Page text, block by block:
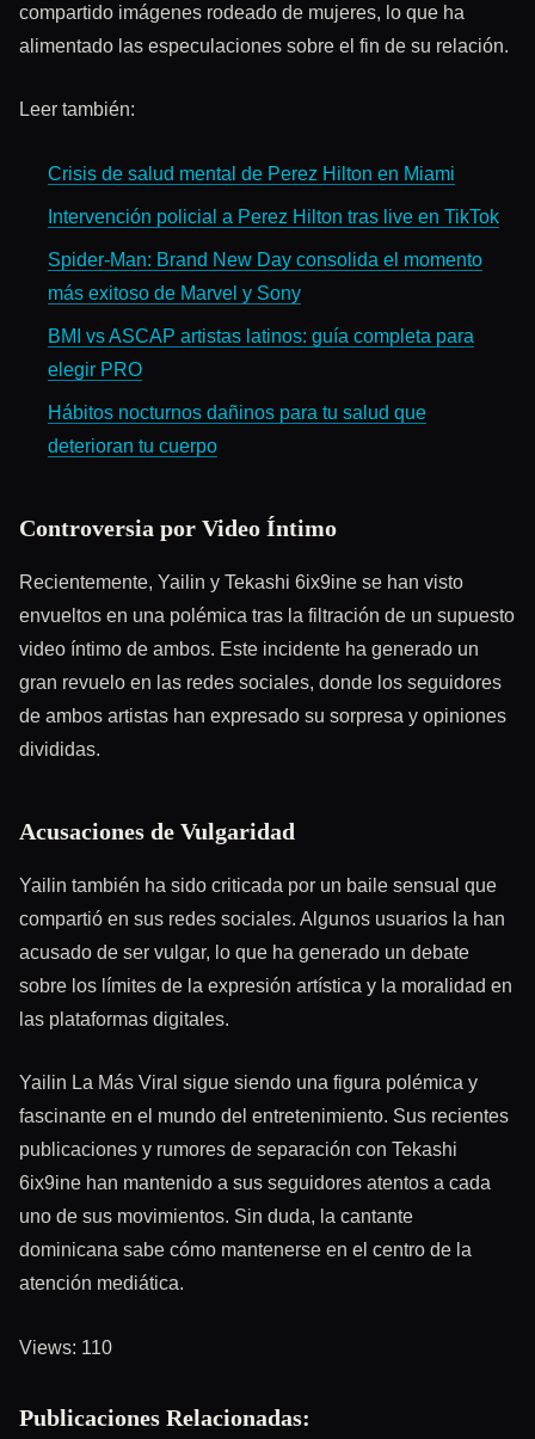
compartido imágenes rodeado de mujeres, lo que ha
alimentado las especulaciones sobre el fin de su relación.
Leer también:
Crisis de salud mental de Perez Hilton en Miami
Intervención policial a Perez Hilton tras live en TikTok
Spider-Man: Brand New Day consolida el momento
más exitoso de Marvel y Sony
BMI vs ASCAP artistas latinos: guía completa para
elegir PRO
Hábitos nocturnos dañinos para tu salud que
deterioran tu cuerpo
Controversia por Video Íntimo
Recientemente, Yailin y Tekashi 6ix9ine se han visto
envueltos en una polémica tras la filtración de un supuesto
video íntimo de ambos. Este incidente ha generado un
gran revuelo en las redes sociales, donde los seguidores
de ambos artistas han expresado su sorpresa y opiniones
divididas.
Acusaciones de Vulgaridad
Yailin también ha sido criticada por un baile sensual que
compartió en sus redes sociales. Algunos usuarios la han
acusado de ser vulgar, lo que ha generado un debate
sobre los límites de la expresión artística y la moralidad en
las plataformas digitales.
Yailin La Más Viral sigue siendo una figura polémica y
fascinante en el mundo del entretenimiento. Sus recientes
publicaciones y rumores de separación con Tekashi
6ix9ine han mantenido a sus seguidores atentos a cada
uno de sus movimientos. Sin duda, la cantante
dominicana sabe cómo mantenerse en el centro de la
atención mediática.
Views: 110
Publicaciones Relacionadas: